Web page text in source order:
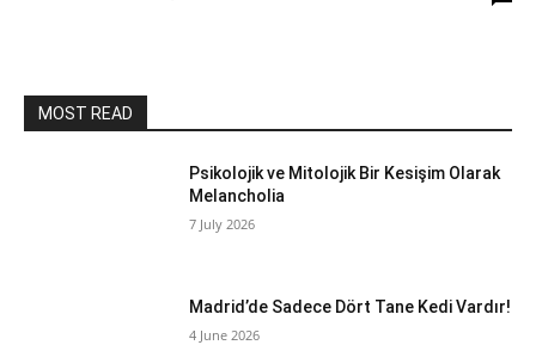
MOST READ
Psikolojik ve Mitolojik Bir Kesişim Olarak
Melancholia
7 July 2026
Madrid’de Sadece Dört Tane Kedi Vardır!
4 June 2026